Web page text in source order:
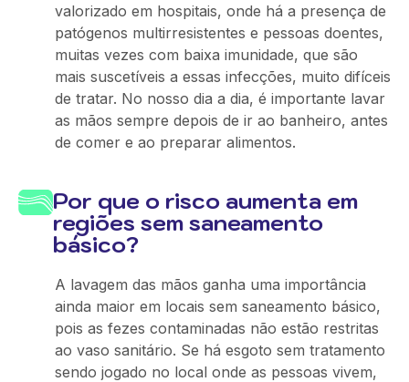
valorizado em hospitais, onde há a presença de
patógenos multirresistentes e pessoas doentes,
muitas vezes com baixa imunidade, que são
mais suscetíveis a essas infecções, muito difíceis
de tratar. No nosso dia a dia, é importante lavar
as mãos sempre depois de ir ao banheiro, antes
de comer e ao preparar alimentos.
Por que o risco aumenta em
regiões sem saneamento
básico?
A lavagem das mãos ganha uma importância
ainda maior em locais sem saneamento básico,
pois as fezes contaminadas não estão restritas
ao vaso sanitário. Se há esgoto sem tratamento
sendo jogado no local onde as pessoas vivem,